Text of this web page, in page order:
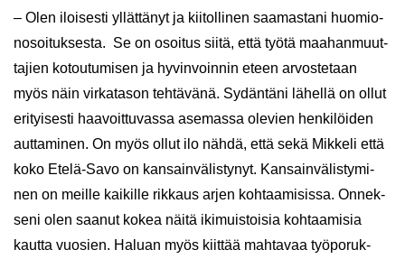
– Olen iloi­ses­ti yl­lät­tä­nyt ja kii­tol­li­nen saa­mas­ta­ni huo­mio­
no­soi­tuk­ses­ta. Se on osoi­tus siitä, että työtä maa­han­muut­
ta­jien ko­tou­tu­mi­sen ja hy­vin­voin­nin eteen ar­vos­te­taan
myös näin vir­ka­ta­son teh­tä­vä­nä. Sy­dän­tä­ni lä­hel­lä on ollut
eri­tyi­ses­ti haa­voit­tu­vas­sa ase­mas­sa ole­vien hen­ki­löi­den
aut­ta­mi­nen. On myös ollut ilo nähdä, että sekä Mik­ke­li että
koko Etelä-​Savo on kan­sain­vä­lis­ty­nyt. Kan­sain­vä­lis­ty­mi­
nen on meil­le kai­kil­le rik­kaus arjen koh­taa­mi­sis­sa. On­nek­
se­ni olen saa­nut kokea näitä iki­muis­toi­sia koh­taa­mi­sia
kaut­ta vuo­sien. Ha­luan myös kiit­tää mah­ta­vaa työ­po­ruk­